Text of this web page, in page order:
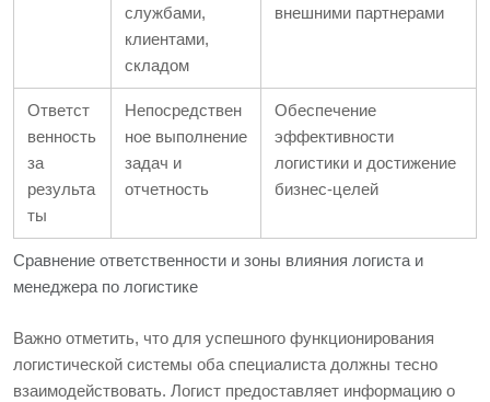
Сравнение ответственности и зоны влияния логиста и
менеджера по логистике
службами,
клиентами,
складом
внешними партнерами
Ответст
венность
за
результа
ты
Непосредствен
ное выполнение
задач и
отчетность
Обеспечение
эффективности
логистики и достижение
бизнес-целей
Важно отметить, что для успешного функционирования
логистической системы оба специалиста должны тесно
взаимодействовать. Логист предоставляет информацию о